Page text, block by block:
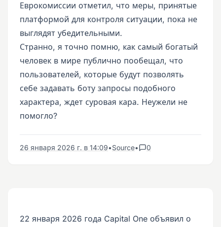
Еврокомиссии отметил, что меры, принятые
платформой для контроля ситуации, пока не
выглядят убедительными.
Странно, я точно помню, как самый богатый
человек в мире публично пообещал, что
пользователей, которые будут позволять
себе задавать боту запросы подобного
характера, ждет суровая кара. Неужели не
помогло?
26 января 2026 г. в 14:09•Source• 0
22 января 2026 года Capital One объявил о